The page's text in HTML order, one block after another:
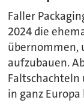
Faller
2024 die
übernommen,
aufzubauen.
Faltschachteln
in ganz